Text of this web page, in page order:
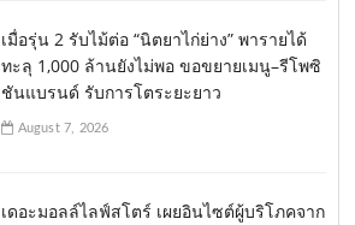
เมื่อรุ่น 2 รับไม้ต่อ “นิตยาไก่ย่าง” พารายได้
ทะลุ 1,000 ล้านยังไม่พอ ขอขยายเมนู–รีโพซิ
ชันแบรนด์ รับการโตระยะยาว
August 7, 2026
เดอะมอลล์ไลฟ์สโตร์ เผยอินไซต์ผู้บริโภคจาก